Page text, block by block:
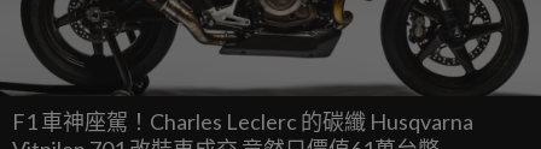
F1 車神座駕！Charles Leclerc 的碳纖 Husqvarna